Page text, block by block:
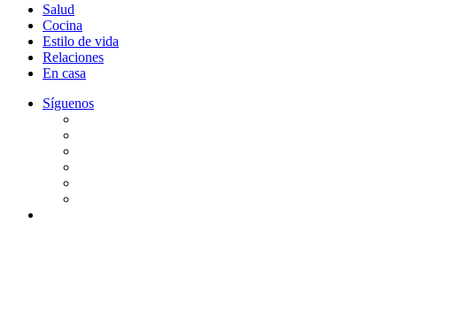
Salud
Cocina
Estilo de vida
Relaciones
En casa
Síguenos